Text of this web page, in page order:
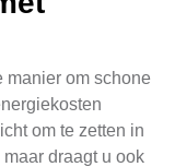
manier om schone
om te zetten in
draagt u ook